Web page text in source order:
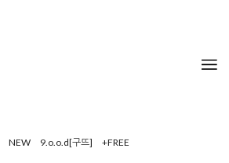
NEW 9.o.o.d[구뜨] +FREE